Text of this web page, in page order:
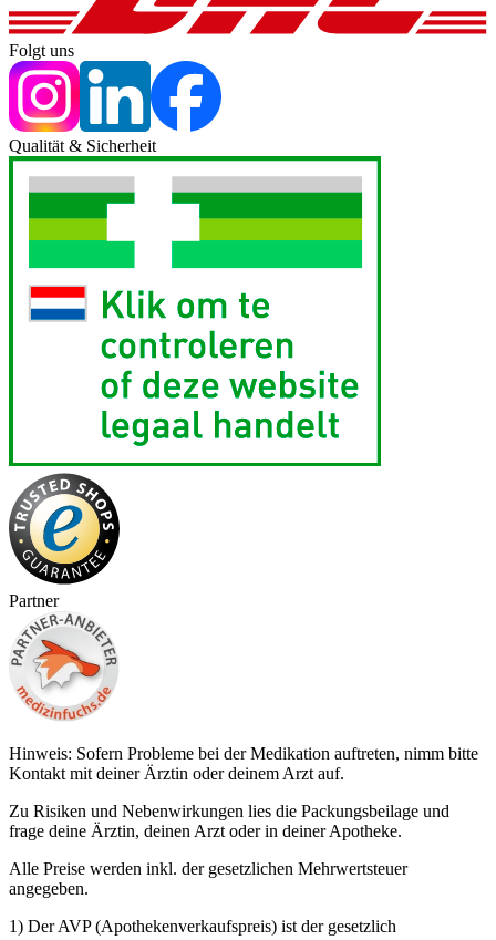
Folgt uns
Qualität & Sicherheit
Partner
Hinweis: Sofern Probleme bei der Medikation auftreten, nimm bitte
Kontakt mit deiner Ärztin oder deinem Arzt auf.
Zu Risiken und Nebenwirkungen lies die Packungsbeilage und
frage deine Ärztin, deinen Arzt oder in deiner Apotheke.
Alle Preise werden inkl. der gesetzlichen Mehrwertsteuer
angegeben.
1) Der AVP (Apothekenverkaufspreis) ist der gesetzlich